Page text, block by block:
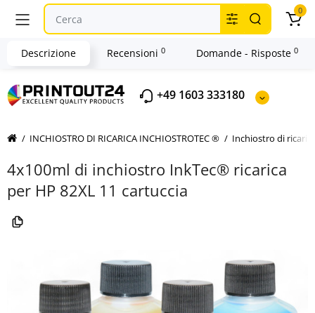
+49 1603 333180
0
INCHIOSTRO DI RICARICA INCHIOSTROTEC ® Inchiostro di
4x100ml di inchiostro InkTec® ricarica
per HP 82XL 11 cartuccia
Descrizione Recensioni 0 Domande - Risposte 0